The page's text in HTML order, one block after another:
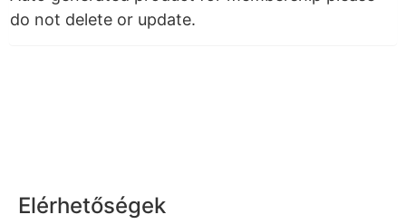
do not delete or update.
Elérhetőségek